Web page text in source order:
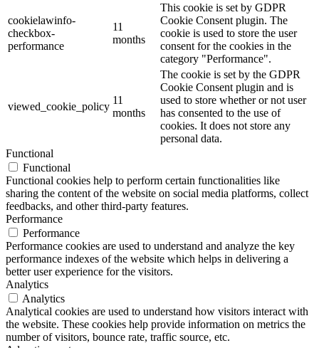
cookielawinfo-
checkbox-
performance
11
months
This cookie is set by GDPR
Cookie Consent plugin. The
cookie is used to store the user
consent for the cookies in the
category "Performance".
viewed_cookie_policy
11
months
The cookie is set by the GDPR
Cookie Consent plugin and is
used to store whether or not user
has consented to the use of
cookies. It does not store any
personal data.
Functional
Functional
Functional cookies help to perform certain functionalities like
sharing the content of the website on social media platforms, collect
feedbacks, and other third-party features.
Performance
Performance
Performance cookies are used to understand and analyze the key
performance indexes of the website which helps in delivering a
better user experience for the visitors.
Analytics
Analytics
Analytical cookies are used to understand how visitors interact with
the website. These cookies help provide information on metrics the
number of visitors, bounce rate, traffic source, etc.